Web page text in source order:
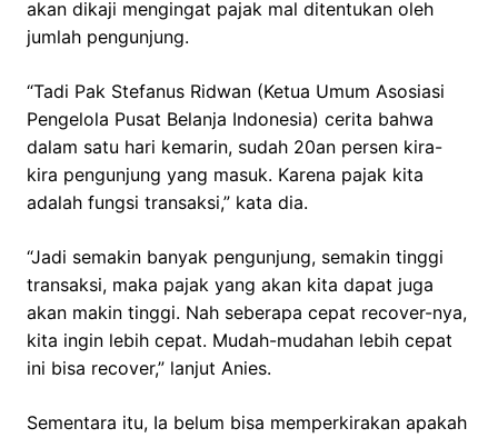
akan dikaji mengingat pajak mal ditentukan oleh
jumlah pengunjung.
“Tadi Pak Stefanus Ridwan (Ketua Umum Asosiasi
Pengelola Pusat Belanja Indonesia) cerita bahwa
dalam satu hari kemarin, sudah 20an persen kira-
kira pengunjung yang masuk. Karena pajak kita
adalah fungsi transaksi,” kata dia.
“Jadi semakin banyak pengunjung, semakin tinggi
transaksi, maka pajak yang akan kita dapat juga
akan makin tinggi. Nah seberapa cepat recover-nya,
kita ingin lebih cepat. Mudah-mudahan lebih cepat
ini bisa recover,” lanjut Anies.
Sementara itu, Ia belum bisa memperkirakan apakah